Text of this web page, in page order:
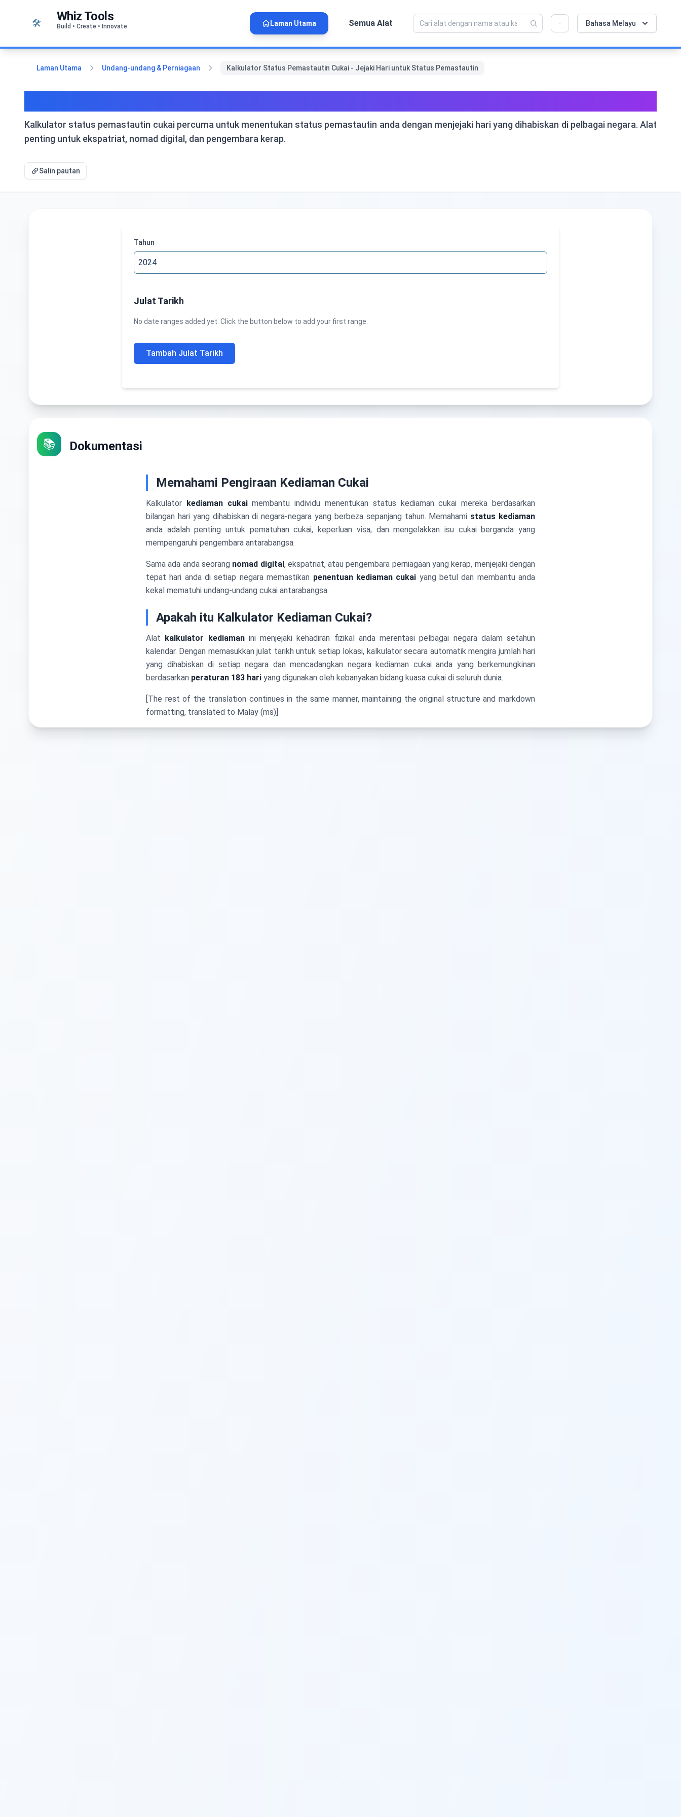
🛠️ Whiz Tools
Build • Create • Innovate Laman Utama Semua Alat Bahasa Melayu
Laman Utama Undang-undang & Perniagaan Kalkulator Status Pemastautin Cukai - Jejaki Hari untuk Status Pemastautin
Kalkulator status pemastautin cukai percuma untuk menentukan status pemastautin anda dengan menjejaki hari yang dihabiskan di pelbagai negara. Alat
penting untuk ekspatriat, nomad digital, dan pengembara kerap.
Salin pautan
Tahun
Julat Tarikh
No date ranges added yet. Click the button below to add your first range.
Tambah Julat Tarikh
📚 Dokumentasi
Memahami Pengiraan Kediaman Cukai
Kalkulator kediaman cukaimembantu individu menentukan status kediaman cukai mereka berdasarkan
bilangan hari yang dihabiskan di negara-negara yang berbeza sepanjang tahun. Memahami status kediaman
anda adalah penting untuk pematuhan cukai, keperluan visa, dan mengelakkan isu cukai berganda yang
mempengaruhi pengembara antarabangsa.
Sama ada anda seorang nomad digital, ekspatriat, atau pengembara perniagaan yang kerap, menjejaki dengan
tepat hari anda di setiap negara memastikan penentuan kediaman cukai yang betul dan membantu anda
kekal mematuhi undang-undang cukai antarabangsa.
Apakah itu Kalkulator Kediaman Cukai?
Alat kalkulator kediamanini menjejaki kehadiran fizikal anda merentasi pelbagai negara dalam setahun
kalendar. Dengan memasukkan julat tarikh untuk setiap lokasi, kalkulator secara automatik mengira jumlah hari
yang dihabiskan di setiap negara dan mencadangkan negara kediaman cukai anda yang berkemungkinan
berdasarkan peraturan 183 hari yang digunakan oleh kebanyakan bidang kuasa cukai di seluruh dunia.
[The rest of the translation continues in the same manner, maintaining the original structure and markdown
formatting, translated to Malay (ms)]
💡 Sukakan alat ini? Bantu kami menjadikannya
lebih baik lagi!
Klik untuk membuka →